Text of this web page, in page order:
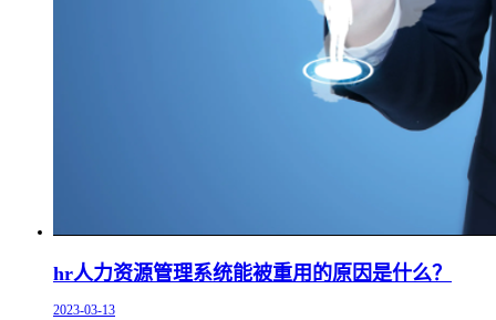
hr人力资源管理系统能被重用的原因是什么？
2023-03-13